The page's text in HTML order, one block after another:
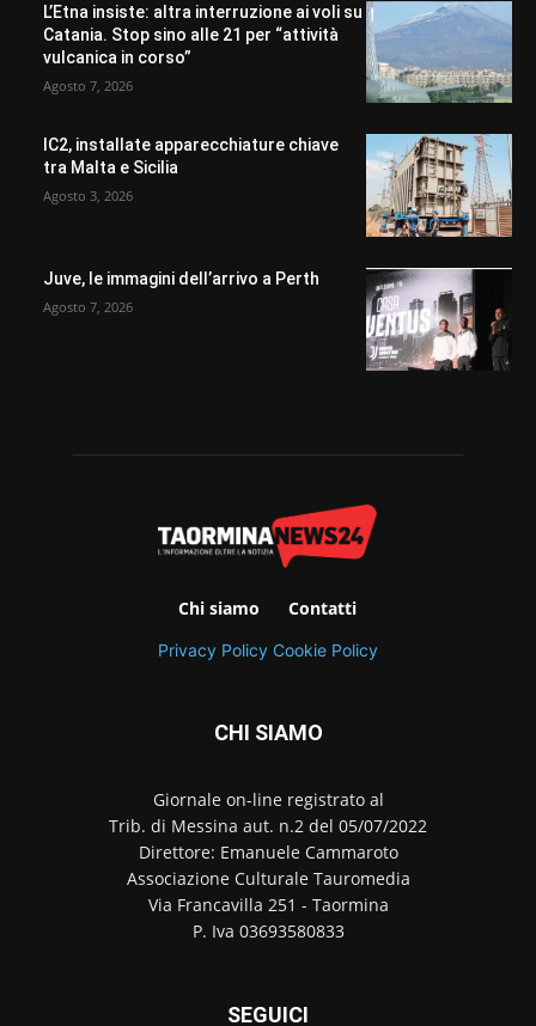
L’Etna insiste: altra interruzione ai voli su
Catania. Stop sino alle 21 per “attività
vulcanica in corso”
Agosto 7, 2026
IC2, installate apparecchiature chiave
tra Malta e Sicilia
Agosto 3, 2026
Juve, le immagini dell’arrivo a Perth
Agosto 7, 2026
Chi siamo Contatti
Privacy Policy Cookie Policy
CHI SIAMO
Giornale on-line registrato al
Trib. di Messina aut. n.2 del 05/07/2022
Direttore: Emanuele Cammaroto
Associazione Culturale Tauromedia
Via Francavilla 251 - Taormina
P. Iva 03693580833
SEGUICI